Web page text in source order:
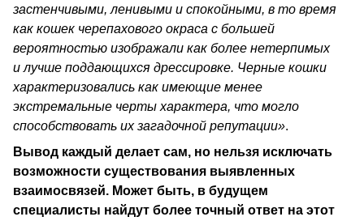
застенчивыми, ленивыми и спокойными, в то время
как кошек черепахового окраса с большей
вероятностью изображали как более нетерпимых
и лучше поддающихся дрессировке. Черные кошки
характеризовались как имеющие менее
экстремальные черты характера, что могло
способствовать их загадочной репутации».
Вывод каждый делает сам, но нельзя исключать
возможности существования выявленных
взаимосвязей. Может быть, в будущем
специалисты найдут более точный ответ на этот